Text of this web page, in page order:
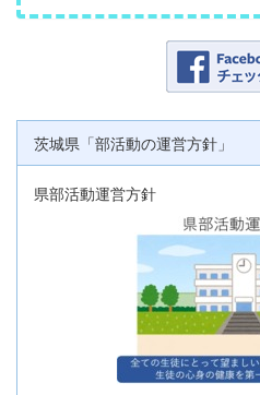
茨城県「部活動の運営方針」
県部活動運営方針